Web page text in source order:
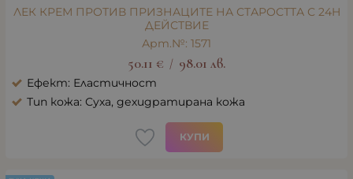
ЛЕК КРЕМ ПРОТИВ ПРИЗНАЦИТЕ НА СТАРОСТТА С 24H
ДЕЙСТВИЕ
Арт.№: 1571
50.11 € / 98.01 лв.
Ефект: Еластичност
Тип кожа: Суха, дехидратирана кожа
КУПИ